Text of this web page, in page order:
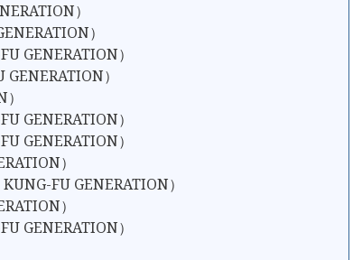
）
）
GENERATION）
）
GENERATION）
GENERATION）
）
FU GENERATION）
）
GENERATION）